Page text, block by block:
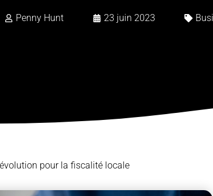
Penny Hunt 23 juin 2023
pour la fiscalité locale